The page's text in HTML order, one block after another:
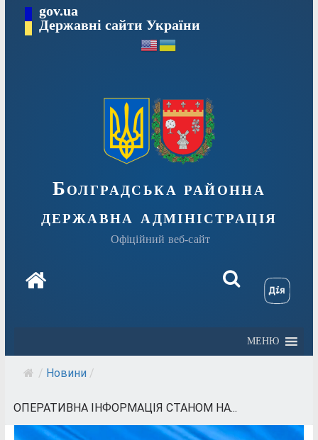
Перейтиgov.ua
Державні сайти України
Болградська районна
державна адміністрація
Офіційний веб-сайт
МЕНЮ
/ Новини /
ОПЕРАТИВНА ІНФОРМАЦІЯ СТАНОМ НА...